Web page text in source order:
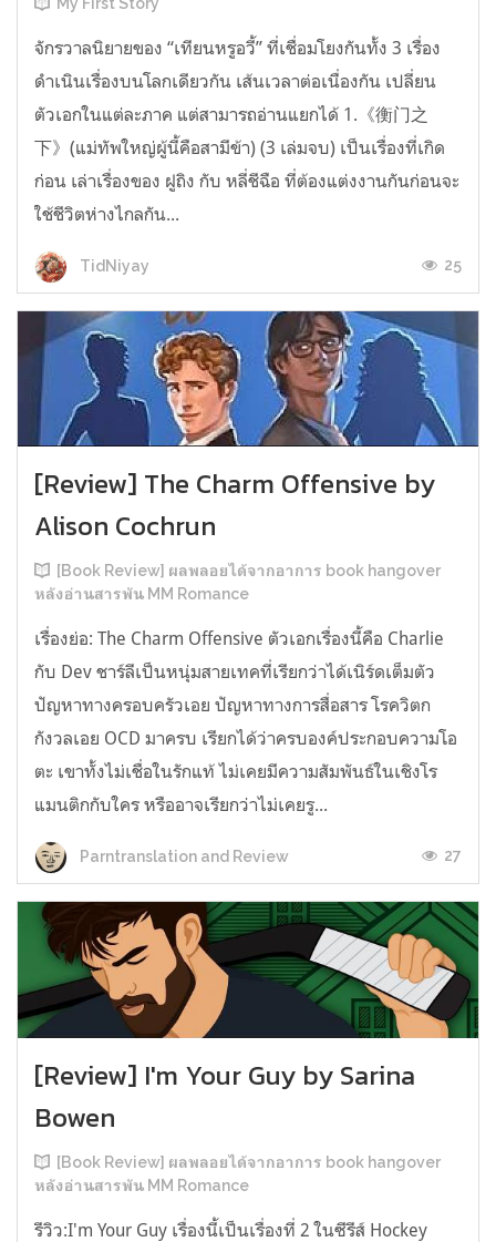
จักรวาลนิยายของ “เทียนหรูอวี้” ที่เชื่อมโยงกันทั้ง 3 เรื่อง
ดำเนินเรื่องบนโลกเดียวกัน เส้นเวลาต่อเนื่องกัน เปลี่ยน
ตัวเอกในแต่ละภาค แต่สามารถอ่านแยกได้ 1.《衡门之
下》(แม่ทัพใหญ่ผู้นี้คือสามีข้า) (3 เล่มจบ) เป็นเรื่องที่เกิด
ก่อน เล่าเรื่องของ ฝูถิง กับ หลี่ชีฉือ ที่ต้องแต่งงานกันก่อนจะ
ใช้ชีวิตห่างไกลกัน...
TidNiyay 25
[Review] The Charm Offensive by
Alison Cochrun
[Book Review] ผลพลอยได้จากอาการ book hangover
หลังอ่านสารพัน MM Romance
เรื่องย่อ: The Charm Offensive ตัวเอกเรื่องนี้คือ Charlie
กับ Dev ชาร์ลีเป็นหนุ่มสายเทคที่เรียกว่าได้เนิร์ดเต็มตัว
ปัญหาทางครอบครัวเอย ปัญหาทางการสื่อสาร โรควิตก
กังวลเอย OCD มาครบ เรียกได้ว่าครบองค์ประกอบความโอ
ตะ เขาทั้งไม่เชื่อในรักแท้ ไม่เคยมีความสัมพันธ์ในเชิงโร
แมนติกกับใคร หรืออาจเรียกว่าไม่เคยรู...
Parntranslation and Review 27
[Review] I'm Your Guy by Sarina
Bowen
[Book Review] ผลพลอยได้จากอาการ book hangover
หลังอ่านสารพัน MM Romance
รีวิว:I'm Your Guy เรื่องนี้เป็นเรื่องที่ 2 ในซีรีส์ Hockey